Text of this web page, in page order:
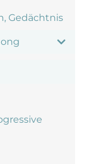
Gedächtnis